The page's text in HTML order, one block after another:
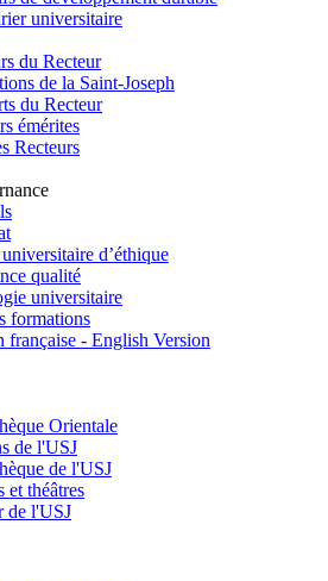
universitaire
du Recteur
de la Saint-Joseph
du Recteur
émérites
Recteurs
d’éthique
qualité
universitaire
formations
française - English Version
Orientale
de l'USJ
de l'USJ
et théâtres
de l'USJ